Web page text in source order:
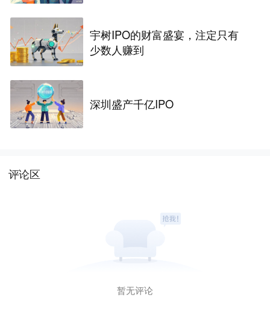
宇树IPO的财富盛宴，注定只有
少数人赚到
深圳盛产千亿IPO
评论区
暂无评论